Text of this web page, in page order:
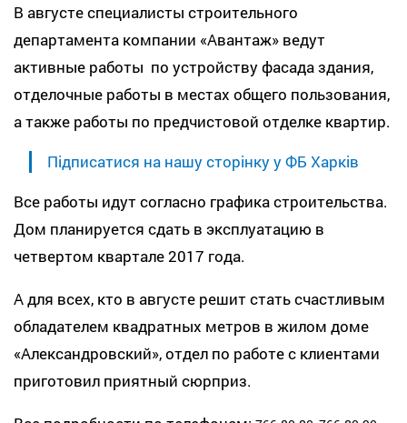
В августе специалисты строительного
департамента компании «Авантаж» ведут
активные работы по устройству фасада здания,
отделочные работы в местах общего пользования,
а также работы по предчистовой отделке квартир.
Підписатися на нашу сторінку у ФБ Харків
Все работы идут согласно графика строительства.
Дом планируется сдать в эксплуатацию в
четвертом квартале 2017 года.
А для всех, кто в августе решит стать счастливым
обладателем квадратных метров в жилом доме
«Александровский», отдел по работе с клиентами
приготовил приятный сюрприз.